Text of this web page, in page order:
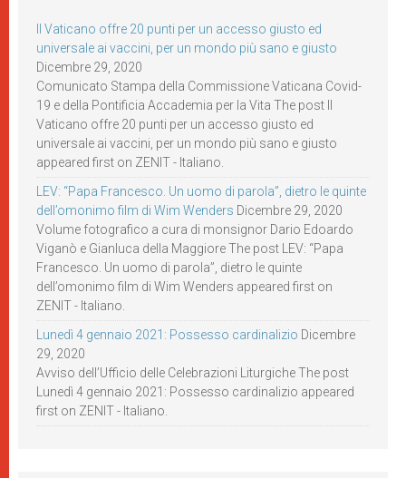
Il Vaticano offre 20 punti per un accesso giusto ed
universale ai vaccini, per un mondo più sano e giusto
Dicembre 29, 2020
Comunicato Stampa della Commissione Vaticana Covid-
19 e della Pontificia Accademia per la Vita The post Il
Vaticano offre 20 punti per un accesso giusto ed
universale ai vaccini, per un mondo più sano e giusto
appeared first on ZENIT - Italiano.
LEV: “Papa Francesco. Un uomo di parola”, dietro le quinte
dell’omonimo film di Wim Wenders Dicembre 29, 2020
Volume fotografico a cura di monsignor Dario Edoardo
Viganò e Gianluca della Maggiore The post LEV: “Papa
Francesco. Un uomo di parola”, dietro le quinte
dell’omonimo film di Wim Wenders appeared first on
ZENIT - Italiano.
Lunedì 4 gennaio 2021: Possesso cardinalizio Dicembre
29, 2020
Avviso dell’Ufficio delle Celebrazioni Liturgiche The post
Lunedì 4 gennaio 2021: Possesso cardinalizio appeared
first on ZENIT - Italiano.